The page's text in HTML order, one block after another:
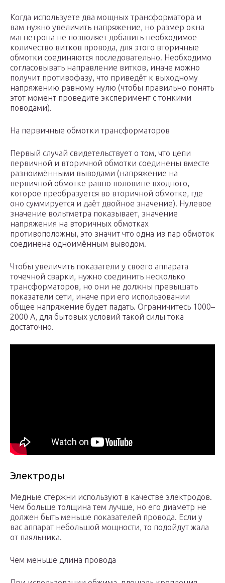
Когда используете два мощных трансформатора и
вам нужно увеличить напряжение, но размер окна
магнетрона не позволяет добавить необходимое
количество витков провода, для этого вторичные
обмотки соединяются последовательно. Необходимо
согласовывать направление витков, иначе можно
получит противофазу, что приведёт к выходному
напряжению равному нулю (чтобы правильно понять
этот момент проведите эксперимент с тонкими
поводами).
На первичные обмотки трансформаторов
Первый случай свидетельствует о том, что цепи
первичной и вторичной обмотки соединены вместе
разноимёнными выводами (напряжение на
первичной обмотке равно половине входного,
которое преобразуется во вторичной обмотке, где
оно суммируется и даёт двойное значение). Нулевое
значение вольтметра показывает, значение
напряжения на вторичных обмотках
противоположны, это значит что одна из пар обмоток
соединена одноимённым выводом.
Чтобы увеличить показатели у своего аппарата
точечной сварки, нужно соединить несколько
трансформаторов, но они не должны превышать
показатели сети, иначе при его использовании
общее напряжение будет падать. Ограничитесь 1000–
2000 А, для бытовых условий такой силы тока
достаточно.
Электроды
Медные стержни используют в качестве электродов.
Чем больше толщина тем лучше, но его диаметр не
должен быть меньше показателей провода. Если у
вас аппарат небольшой мощности, то подойдут жала
от паяльника.
Чем меньше длина провода